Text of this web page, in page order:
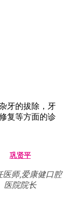
牙的拔除，牙
复等方面的诊
巩贤平
医师,爱康健口腔
医院院长